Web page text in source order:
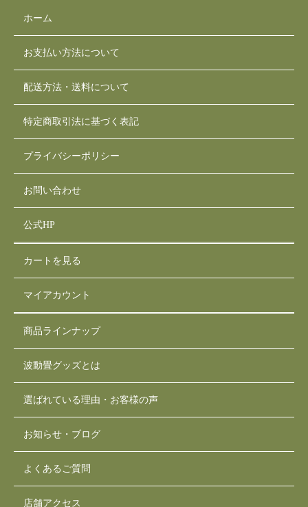
ホーム
お支払い方法について
配送方法・送料について
特定商取引法に基づく表記
プライバシーポリシー
お問い合わせ
公式HP
カートを見る
マイアカウント
商品ラインナップ
波動畳グッズとは
選ばれている理由・お客様の声
お知らせ・ブログ
よくあるご質問
店舗アクセス